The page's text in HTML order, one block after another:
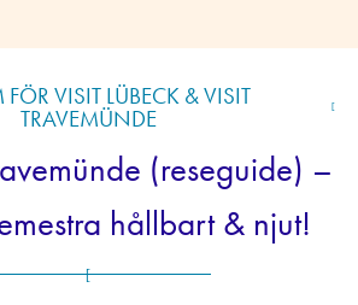
FÖR VISIT LÜBECK & VISIT
TRAVEMÜNDE
(reseguide) –
hållbart & njut!